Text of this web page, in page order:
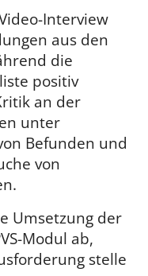
Interview
aus den
die
positiv
an der
unter
Befunden und
von
Umsetzung der
Modul ab,
stelle